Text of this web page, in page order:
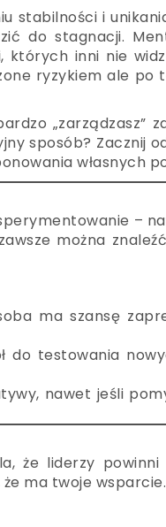
stabilności i
do stagnacji.
których inni nie
ryzykiem ale po
„zarządzasz”
sposób? Zacznij
własnych
–
można
ma szansę
do testowania
nawet jeśli
że liderzy powinni
ma twoje wsparcie.